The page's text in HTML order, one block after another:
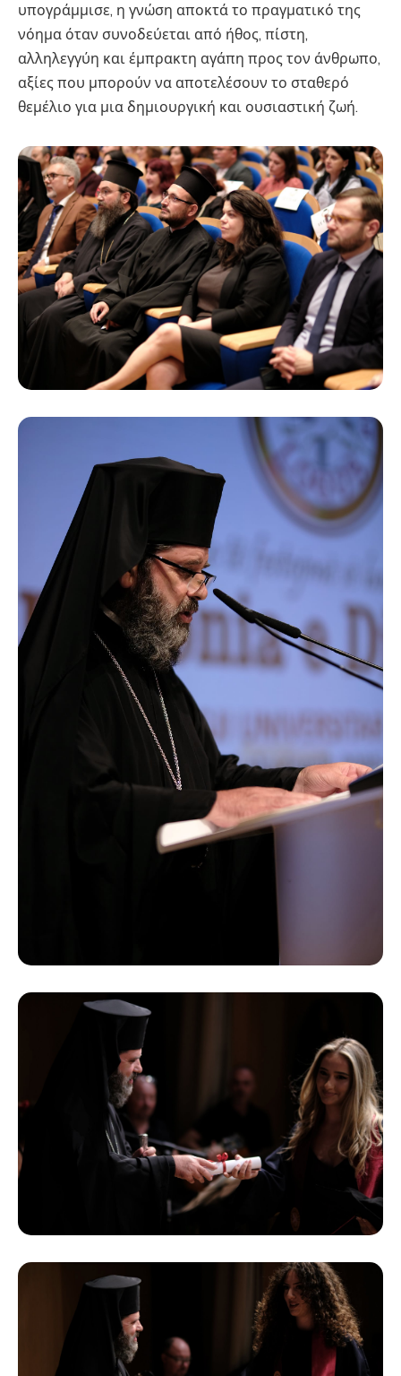
υπογράμμισε, η γνώση αποκτά το πραγματικό της
νόημα όταν συνοδεύεται από ήθος, πίστη,
αλληλεγγύη και έμπρακτη αγάπη προς τον άνθρωπο,
αξίες που μπορούν να αποτελέσουν το σταθερό
θεμέλιο για μια δημιουργική και ουσιαστική ζωή.